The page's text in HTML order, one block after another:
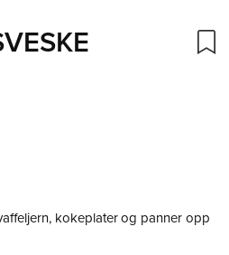
kokeplater og panner opp